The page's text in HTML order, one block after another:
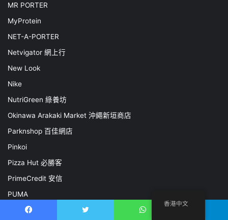
MR PORTER
MyProtein
NET-A-PORTER
Netvigator 網上行
New Look
Nike
NutriGreen 綠養坊
Okinawa Arakaki Market 沖繩新垣商店
Parknshop 百佳網店
Pinkoi
Pizza Hut 必勝客
PrimeCredit 安信
PUMA
PXPay Plus 全支付
香港中文